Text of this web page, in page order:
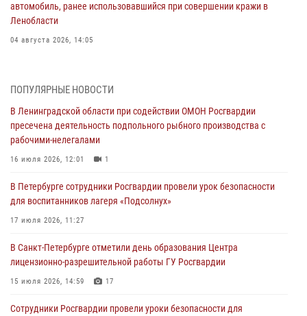
автомобиль, ранее использовавшийся при совершении кражи в
Ленобласти
04 августа 2026, 14:05
также оказали доврачебную помощь пострадавшим
03 августа 2026, 14:15 3 1
Росгвардейцы приняли участие в Большом семейном фестивале
03 августа 2026, 13:26
В Ленинградской области сотрудники Росгвардии обнаружили
пропавшего мальчика с нарушением слуха и помогли ему вернуться
домой
В Санкт-Петербурге при содействии СОБР Росгвардии задержаны
подозреваемые в мошеннических действиях
ПОПУЛЯРНЫЕ НОВОСТИ
В Ленинградской области при содействии ОМОН Росгвардии
пресечена деятельность подпольного рыбного производства с
рабочими-нелегалами
16 июля 2026, 12:01 1
В Петербурге сотрудники Росгвардии провели урок безопасности
для воспитанников лагеря «Подсолнух»
17 июля 2026, 11:27
В Санкт-Петербурге отметили день образования Центра
лицензионно-разрешительной работы ГУ Росгвардии
15 июля 2026, 14:59 17
Сотрудники Росгвардии провели уроки безопасности для